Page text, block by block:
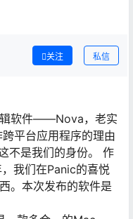
关注 私信
辑软件——Nova，老实
平台应用程序的理由
不是我们的身份。 作
我们在Panic的喜悦
。本次发布的软件是